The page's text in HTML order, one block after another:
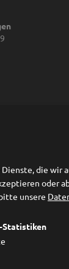
die wir
oder
unsere
Statistiken